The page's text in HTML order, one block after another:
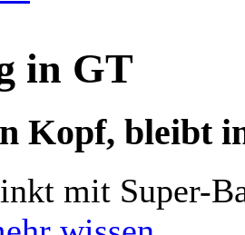
in GT
Kopf, bleibt
mit Super-